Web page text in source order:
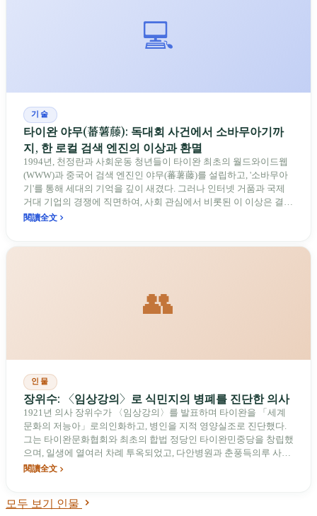
💻
기술
타이완 야무(蕃薯藤): 독대회 사건에서 소바무아기까
지, 한 로컬 검색 엔진의 이상과 환멸
1994년, 천정란과 사회운동 청년들이 타이완 최초의 월드와이드웹
(WWW)과 중국어 검색 엔진인 야무(蕃薯藤)를 설립하고, '소바무아
기'를 통해 세대의 기억을 깊이 새겼다. 그러나 인터넷 거품과 국제
거대 기업의 경쟁에 직면하여, 사회 관심에서 비롯된 이 이상은 결국
상업적 현실을 이겨내지 못하고 2006년 슬프게 퇴장했다. 이는 타이
閱讀全文
👥
인물
장위수: 〈임상강의〉로 식민지의 병폐를 진단한 의사
1921년 의사 장위수가 〈임상강의〉를 발표하며 타이완을 「세계
문화의 저능아」로의인화하고, 병인을 지적 영양실조로 진단했다.
그는 타이완문화협회와 최초의 합법 정당인 타이완민중당을 창립했
으며, 일생에 열여러 차례 투옥되었고, 다안병원과 춘풍득의루 사이
에서 각성의 네트워크를 엮어 「동포는 단결해야 하며, 단결에 진정
閱讀全文
모두 보기 인물